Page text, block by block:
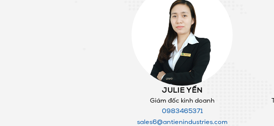
JULIE YẾN
Giám đốc kinh doanh
0983465371
sales6@antienindustries.com